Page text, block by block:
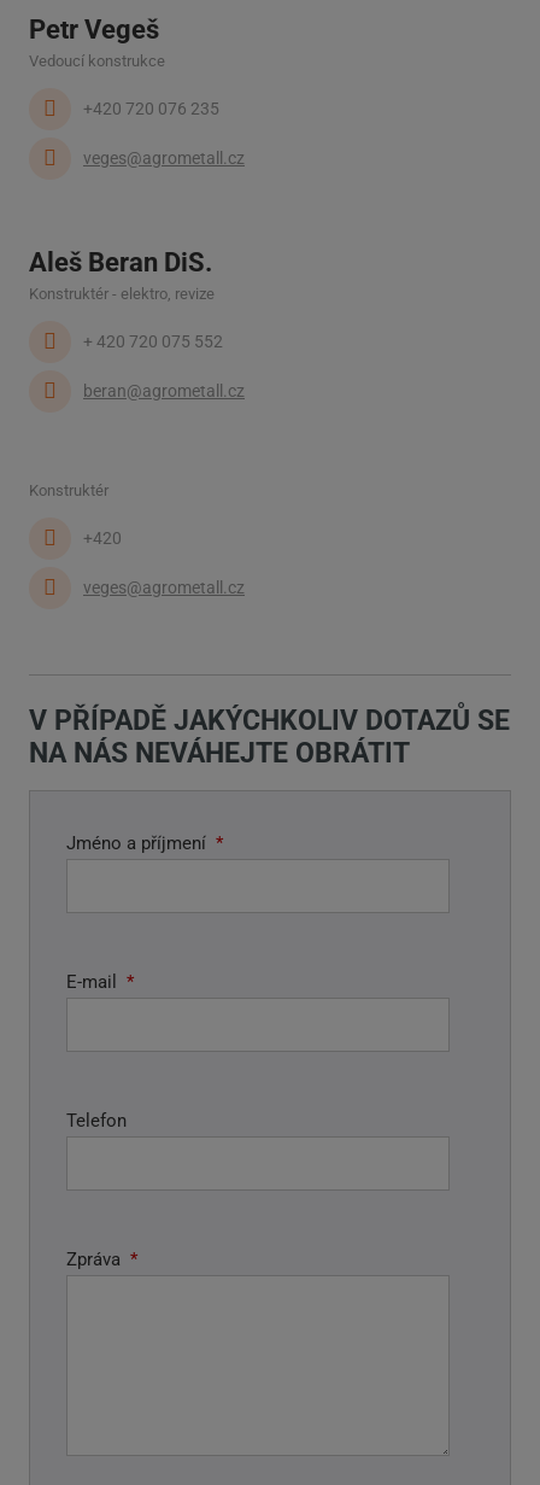
Petr Vegeš
Vedoucí konstrukce
+420 720 076 235
veges@agrometall.cz
Aleš Beran DiS.
Konstruktér - elektro, revize
+ 420 720 075 552
beran@agrometall.cz
Konstruktér
+420
veges@agrometall.cz
V PŘÍPADĚ JAKÝCHKOLIV DOTAZŮ SE
NA NÁS NEVÁHEJTE OBRÁTIT
Jméno a příjmení *
E-mail *
Telefon
Zpráva *